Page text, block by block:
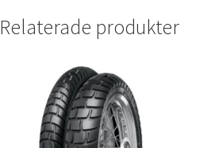
Relaterade produkter